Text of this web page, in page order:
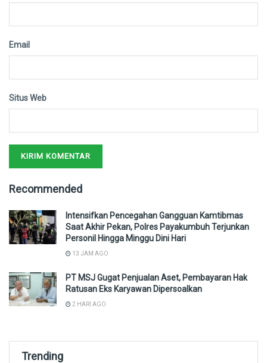
Email
Situs Web
Recommended
Intensifkan Pencegahan Gangguan Kamtibmas
Saat Akhir Pekan, Polres Payakumbuh Terjunkan
Personil Hingga Minggu Dini Hari
13 JAM AGO
PT MSJ Gugat Penjualan Aset, Pembayaran Hak
Ratusan Eks Karyawan Dipersoalkan
2 HARI AGO
Trending